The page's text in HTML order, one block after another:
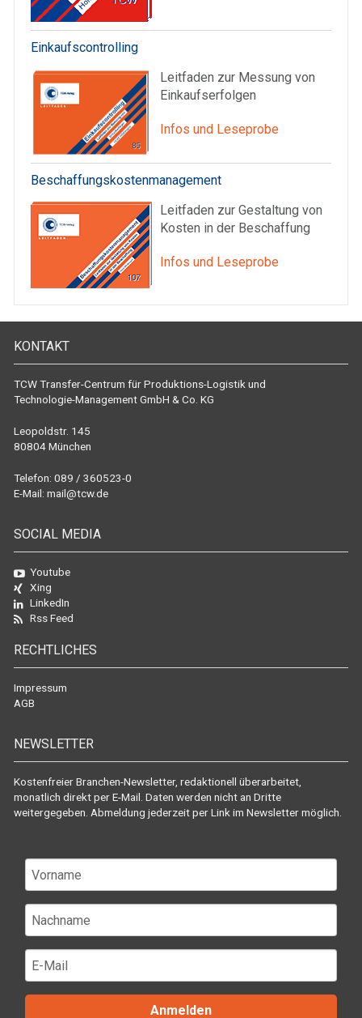
Einkaufscontrolling
Leitfaden zur Messung von
Einkaufserfolgen
Infos und Leseprobe
Beschaffungskostenmanagement
Leitfaden zur Gestaltung von
Kosten in der Beschaffung
Infos und Leseprobe
KONTAKT
TCW Transfer-Centrum für Produktions-Logistik und
Technologie-Management GmbH & Co. KG
Leopoldstr. 145
80804 München
Telefon: 089 / 360523-0
E-Mail: mail@tcw.de
SOCIAL MEDIA
Youtube
Xing
LinkedIn
Rss Feed
RECHTLICHES
Impressum
AGB
NEWSLETTER
Kostenfreier Branchen-Newsletter, redaktionell überarbeitet,
monatlich direkt per E-Mail. Daten werden nicht an Dritte
weitergegeben. Abmeldung jederzeit per Link im Newsletter möglich.
Anmelden